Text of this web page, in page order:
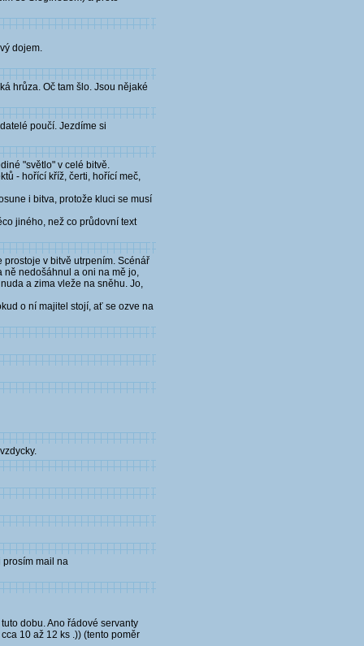
dojem.
hrůza. Oč tam šlo. Jsou nějaké
poučí. Jezdíme si
"světlo" v celé bitvě.
- hořící kříž, čerti, hořící meč,
i bitva, protože kluci se musí
jiného, než co průdovní text
v bitvě utrpením. Scénář
ně nedošáhnul a oni na mě jo,
a zima vleže na sněhu. Jo,
o ní majitel stojí, ať se ozve na
prosím mail na
dobu. Ano řádové servanty
10 až 12 ks .)) (tento poměr